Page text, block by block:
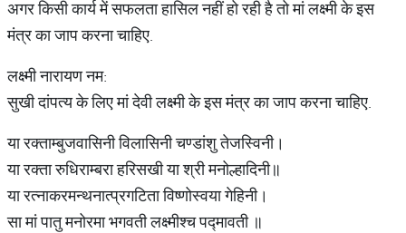
अगर किसी कार्य में सफलता हासिल नहीं हो रही है तो मां लक्ष्मी के इस
मंत्र का जाप करना चाहिए.
लक्ष्मी नारायण नम:
सुखी दांपत्य के लिए मां देवी लक्ष्मी के इस मंत्र का जाप करना चाहिए.
या रक्ताम्बुजवासिनी विलासिनी चण्डांशु तेजस्विनी।
या रक्ता रुधिराम्बरा हरिसखी या श्री मनोल्हादिनी॥
या रत्नाकरमन्थनात्प्रगटिता विष्णोस्वया गेहिनी।
सा मां पातु मनोरमा भगवती लक्ष्मीश्च पद्मावती ॥